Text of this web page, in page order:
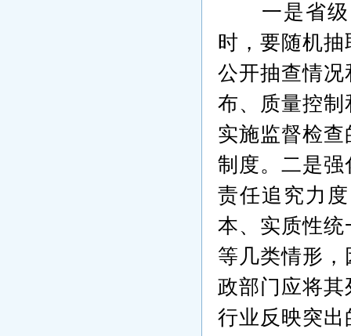
一是省
时，要随机
公开抽查情
布、质量控
实施监督检
制度。二是
责任追究力
本、实质性
等几类情形
政部门应将
行业反映突